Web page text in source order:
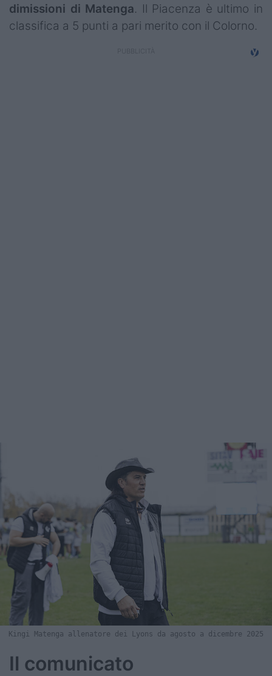
Serie B
dimissioni di Matenga. Il Piacenza è ultimo in
classifica a 5 punti a pari merito con il Colorno.
Kingi Matenga allenatore dei Lyons da agosto a dicembre 2025
Il comunicato